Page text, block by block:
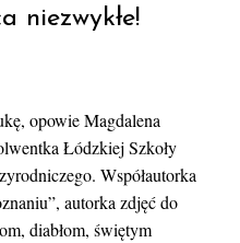
niezwykłe!
opowie Magdalena
Łódzkiej Szkoły
Współautorka
autorka zdjęć do
diabłom, świętym